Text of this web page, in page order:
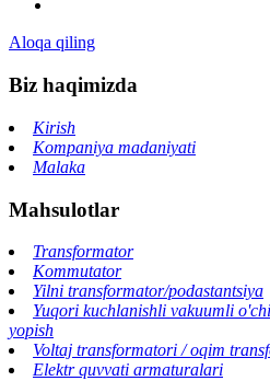
Aloqa qiling
Biz haqimizda
Kirish
Kompaniya madaniyati
Malaka
Mahsulotlar
Transformator
Kommutator
Yilni transformator/podastantsiya
Yuqori kuchlanishli vakuumli
yopish
Voltaj transformatori / oqim
Elektr quvvati armaturalari